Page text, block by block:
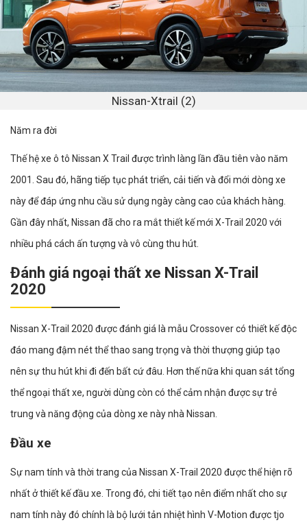
Nissan-Xtrail (2)
Năm ra đời
Thế hệ xe ô tô Nissan X Trail được trình làng lần đầu tiên vào năm
2001. Sau đó, hãng tiếp tục phát triển, cải tiến và đổi mới dòng xe
này để đáp ứng nhu cầu sử dụng ngày càng cao của khách hàng.
Gần đây nhất, Nissan đã cho ra mắt thiết kế mới X-Trail 2020 với
nhiều phá cách ấn tượng và vô cùng thu hút.
Đánh giá ngoại thất xe Nissan X-Trail
2020
Nissan X-Trail 2020 được đánh giá là mẫu Crossover có thiết kế độc
đáo mang đậm nét thể thao sang trọng và thời thượng giúp tạo
nên sự thu hút khi đi đến bất cứ đâu. Hơn thế nữa khi quan sát tổng
thể ngoại thất xe, người dùng còn có thể cảm nhận được sự trẻ
trung và năng động của dòng xe này nhà Nissan.
Đầu xe
Sự nam tính và thời trang của Nissan X-Trail 2020 được thể hiện rõ
nhất ở thiết kế đầu xe. Trong đó, chi tiết tạo nên điểm nhất cho sự
nam tính này đó chính là bộ lưới tản nhiệt hình V-Motion được tjo